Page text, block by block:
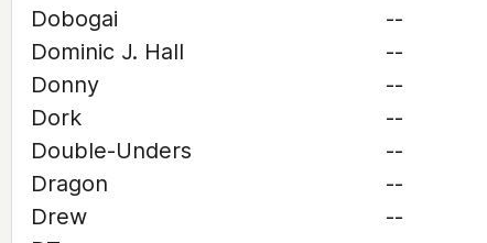
Dobogai
--
Dominic J. Hall
--
Donny
--
Dork
--
Double-Unders
--
Dragon
--
Drew
--